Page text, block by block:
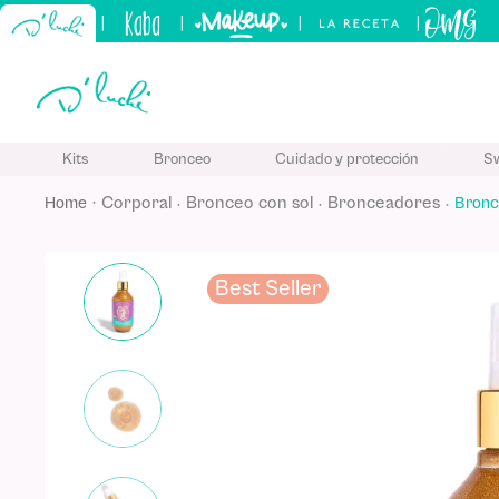
Kits Bronceo Cuidado y protección
corporal bronceo con sol bronceadores
Best Seller
2.